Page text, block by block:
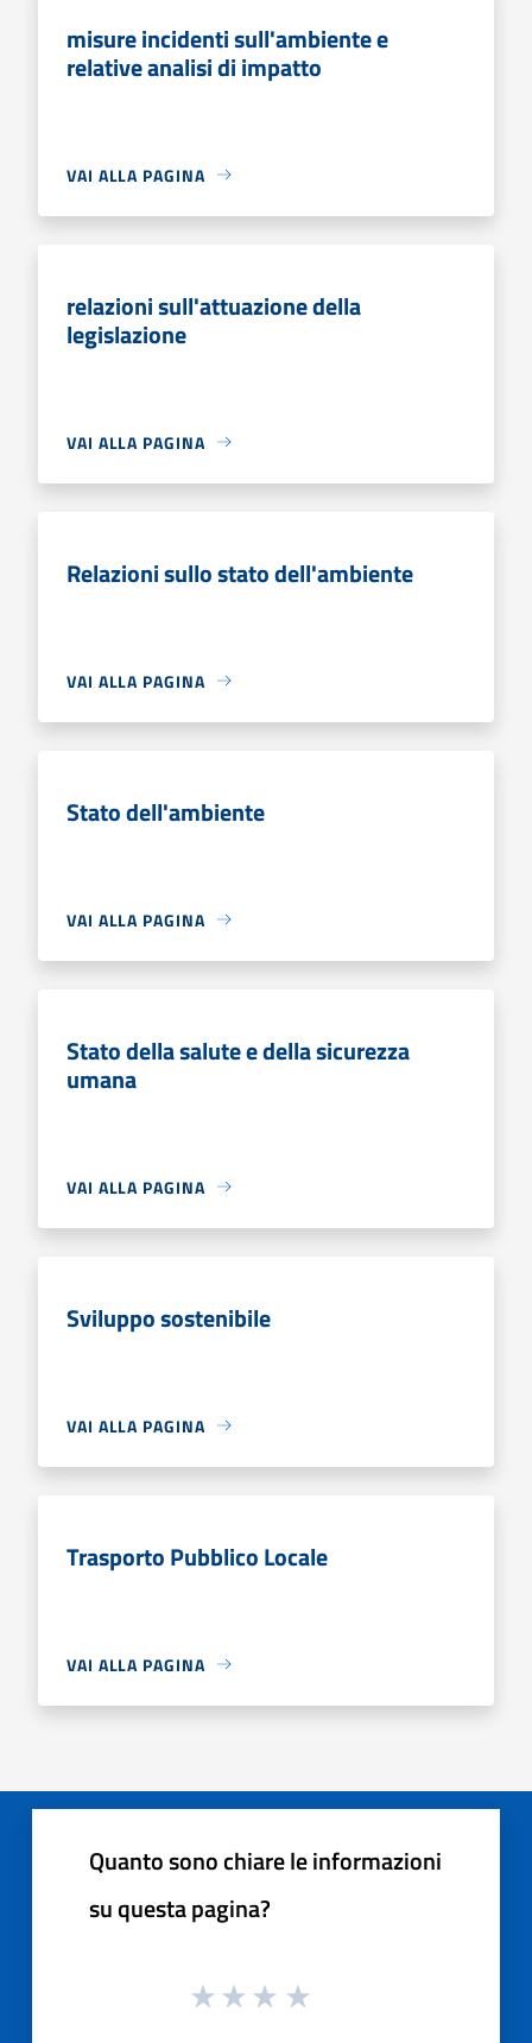
misure incidenti sull'ambiente e
relative analisi di impatto
VAI ALLA PAGINA
relazioni sull'attuazione della
legislazione
VAI ALLA PAGINA
Relazioni sullo stato dell'ambiente
VAI ALLA PAGINA
Stato dell'ambiente
VAI ALLA PAGINA
Stato della salute e della sicurezza
umana
VAI ALLA PAGINA
Sviluppo sostenibile
VAI ALLA PAGINA
Trasporto Pubblico Locale
VAI ALLA PAGINA
Quanto sono chiare le informazioni
su questa pagina?